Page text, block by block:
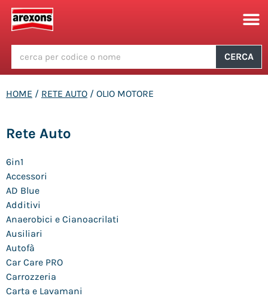
CERCA
HOME / RETE AUTO / OLIO MOTORE
Rete Auto
6in1
Accessori
AD Blue
Additivi
Anaerobici e Cianoacrilati
Ausiliari
Autofà
Car Care PRO
Carrozzeria
Carta e Lavamani